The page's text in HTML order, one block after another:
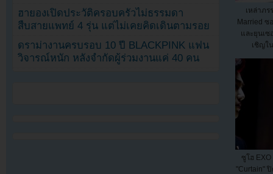
เหล่าภร
Married ซ
และยุนเซ
เชิญใ
ซูโฮ
"Curtain"
ฮายองเปิดประวัติครอบครัวไม่ธรรมดา
สืบสายแพทย์ 4 รุ่น แต่ไม่เคยคิดเดินตามรอย
ดราม่างานครบรอบ 10 ปี BLACKPINK แฟน
วิจารณ์หนัก หลังจำกัดผู้ร่วมงานแค่ 40 คน